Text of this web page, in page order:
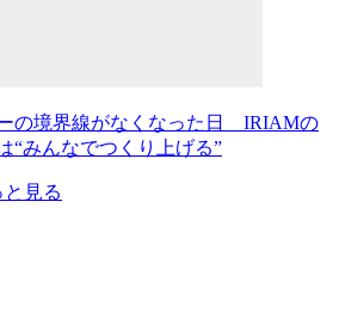
の境界線がなくなった日 IRIAMの
“みんなでつくり上げる”
と見る